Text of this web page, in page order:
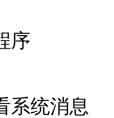
序
系统消息